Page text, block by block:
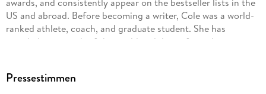
US and abroad. Before becoming a writer, Cole was a world-
ranked athlete, coach, and graduate student. She has
traveled over much of the world and draws from those
many animals," and spends any free time traveling. You can
Pressestimmen